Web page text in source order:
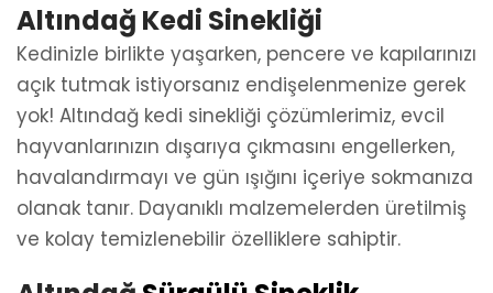
Altındağ Kedi Sinekliği
Kedinizle birlikte yaşarken, pencere ve kapılarınızı
açık tutmak istiyorsanız endişelenmenize gerek
yok! Altındağ kedi sinekliği çözümlerimiz, evcil
hayvanlarınızın dışarıya çıkmasını engellerken,
havalandırmayı ve gün ışığını içeriye sokmanıza
olanak tanır. Dayanıklı malzemelerden üretilmiş
ve kolay temizlenebilir özelliklere sahiptir.